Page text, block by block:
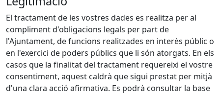
El tractament de les vostres dades es realitza per al
compliment d'obligacions legals per part de
l'Ajuntament, de funcions realitzades en interès públic o
en l'exercici de poders públics que li són atorgats. En els
casos que la finalitat del tractament requereixi el vostre
consentiment, aquest caldrà que sigui prestat per mitjà
d'una clara acció afirmativa. Es podrà consultar la base